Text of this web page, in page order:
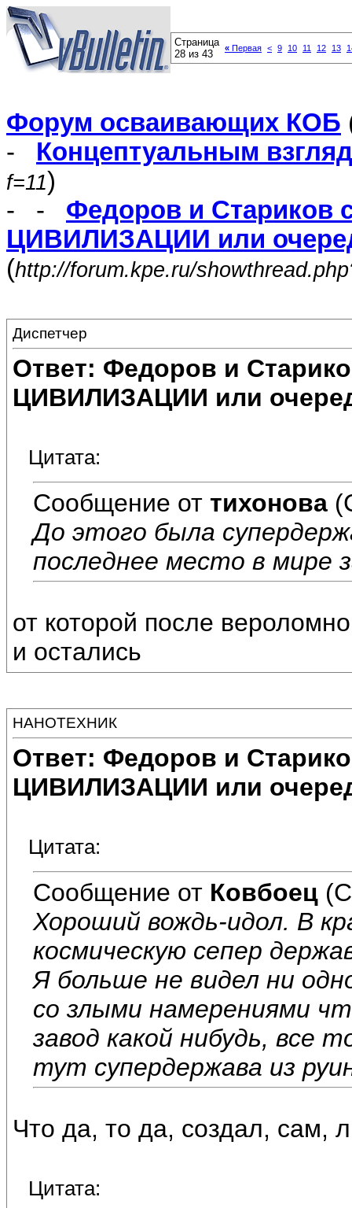
Страница
28 из 43
« Первая < 9 10 11 12 13
Форум осваивающих КОБ
- Концептуальным
f=11)
- - Федоров и Стариков
ЦИВИЛИЗАЦИИ или
(http://forum.kpe.ru/
Диспетчер
Ответ: Федоров и
ЦИВИЛИЗАЦИИ или
Цитата:
Сообщение от тихонова
До этого была
последнее место в мире
от которой после
и остались
НАНОТЕХНИК
Ответ: Федоров и
ЦИВИЛИЗАЦИИ или
Цитата:
Сообщение от Ковбоец
Хороший вождь-идол. В
космическую сепер
Я больше не видел ни
со злыми намерениями
завод какой нибудь, все
тут супердержава из
Что да, то да, создал, сам,
Цитата: